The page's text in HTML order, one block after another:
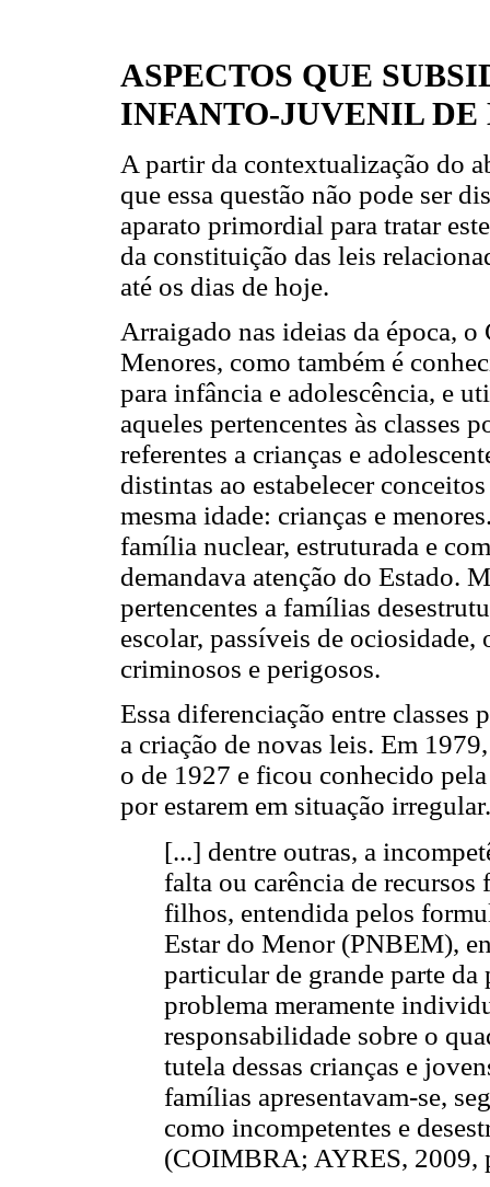
ASPECTOS QUE
INFANTO-JUVENIL DE
A partir da contextualização do
que essa questão não pode ser
aparato primordial para tratar
da constituição das leis
até os dias de hoje.
Arraigado nas ideias da época,
Menores, como também é
para infância e adolescência, e
aqueles pertencentes às classes
referentes a crianças e
distintas ao estabelecer
mesma idade: crianças e
família nuclear, estruturada e
demandava atenção do Estado.
pertencentes a famílias
escolar, passíveis de
criminosos e perigosos.
Essa diferenciação entre classes
a criação de novas leis. Em
o de 1927 e ficou conhecido
por estarem em situação irregular.
[...] dentre outras, a
falta ou carência de recursos
filhos, entendida pelos
Estar do Menor (PNBEM),
particular de grande parte
problema meramente
responsabilidade sobre o
tutela dessas crianças e
famílias apresentavam-se,
como incompetentes e
(COIMBRA; AYRES, 2009,